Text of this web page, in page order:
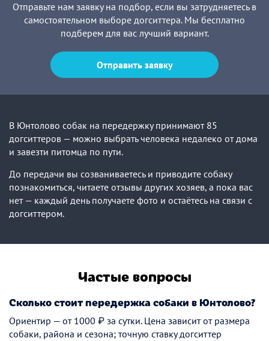
Отправьте нам заявку на подбор, если вы затрудняетесь в
самостоятельном выборе догситтера. Мы бесплатно
подберем для вас лучший вариант.
Отправить заявку
В Юнтолово собак на передержку принимают 85
догситтеров — можно выбрать человека недалеко от дома
и завезти питомца по пути.
До передачи вы созваниваетесь и приводите собаку
познакомиться, читаете отзывы других хозяев, а пока вас
нет — каждый день получаете фото и остаётесь на связи с
догситтером.
Частые вопросы
Сколько стоит передержка собаки в Юнтолово?
Ориентир — от 1000 ₽ за сутки. Цена зависит от размера
собаки, района и сезона; точную ставку догситтер